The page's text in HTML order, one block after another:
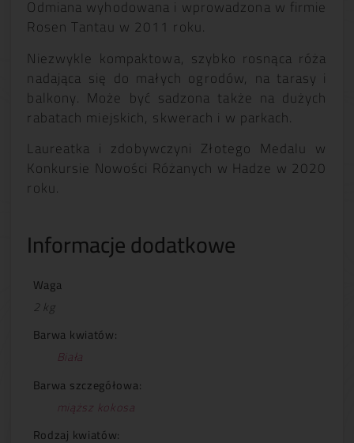
Odmiana wyhodowana i wprowadzona w firmie
Rosen Tantau w 2011 roku.
Niezwykle kompaktowa, szybko rosnąca róża
nadająca się do małych ogrodów, na tarasy i
balkony. Może być sadzona także na dużych
rabatach miejskich, skwerach i w parkach.
Laureatka i zdobywczyni Złotego Medalu w
Konkursie Nowości Różanych w Hadze w 2020
roku.
Informacje dodatkowe
Waga
2 kg
Barwa kwiatów:
Biała
Barwa szczegółowa:
miąższ kokosa
Rodzaj kwiatów: